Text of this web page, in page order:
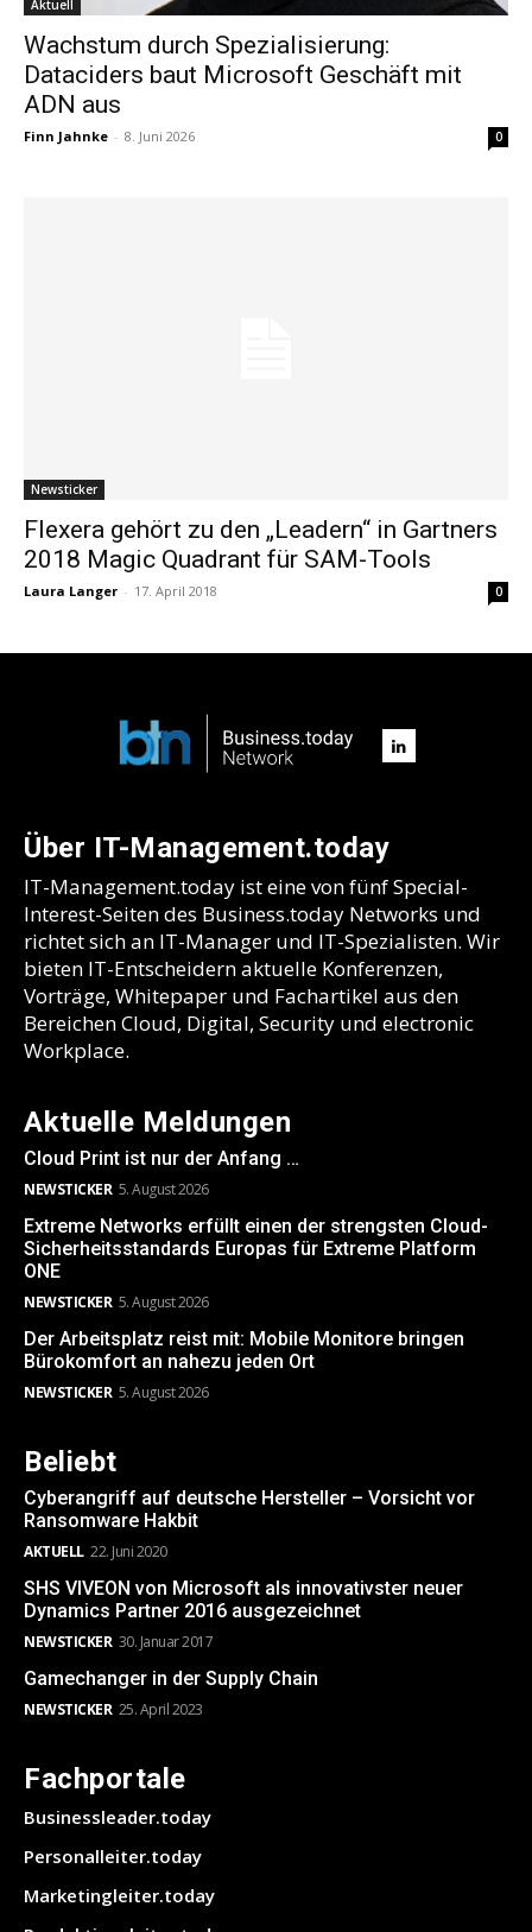
Aktuell
Wachstum durch Spezialisierung:
Dataciders baut Microsoft Geschäft mit
ADN aus
Finn Jahnke - 8. Juni 2026 0
Newsticker
Flexera gehört zu den „Leadern“ in Gartners
2018 Magic Quadrant für SAM-Tools
Laura Langer - 17. April 2018 0
Über IT-Management.today
IT-Management.today ist eine von fünf Special-
Interest-Seiten des Business.today Networks und
richtet sich an IT-Manager und IT-Spezialisten. Wir
bieten IT-Entscheidern aktuelle Konferenzen,
Vorträge, Whitepaper und Fachartikel aus den
Bereichen Cloud, Digital, Security und electronic
Workplace.
Aktuelle Meldungen
Cloud Print ist nur der Anfang …
NEWSTICKER 5. August 2026
Extreme Networks erfüllt einen der strengsten Cloud-
Sicherheitsstandards Europas für Extreme Platform
ONE
NEWSTICKER 5. August 2026
Der Arbeitsplatz reist mit: Mobile Monitore bringen
Bürokomfort an nahezu jeden Ort
NEWSTICKER 5. August 2026
Beliebt
Cyberangriff auf deutsche Hersteller – Vorsicht vor
Ransomware Hakbit
AKTUELL 22. Juni 2020
SHS VIVEON von Microsoft als innovativster neuer
Dynamics Partner 2016 ausgezeichnet
NEWSTICKER 30. Januar 2017
Gamechanger in der Supply Chain
NEWSTICKER 25. April 2023
Fachportale
Businessleader.today
Personalleiter.today
Marketingleiter.today